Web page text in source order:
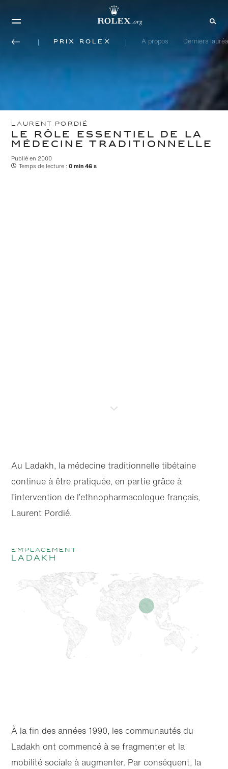
Prix Rolex À propos Derniers
LAURENT PORDIÉ
LE RÔLE ESSENTIEL DE LA
MÉDECINE TRADITIONNELLE
Publié en 2000
Temps de lecture : 0 min 46 s
Au Ladakh, la médecine traditionnelle tibétaine
continue à être pratiquée, en partie grâce à
l’intervention de l’ethnopharmacologue français,
Laurent Pordié.
emplacement
Ladakh
À la fin des années 1990, les communautés du
Ladakh ont commencé à se fragmenter et la
mobilité sociale à augmenter. Par conséquent, la